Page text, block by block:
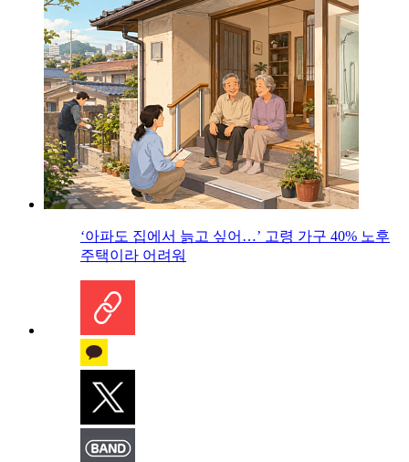
‘아파도 집에서 늙고 싶어…’ 고령 가구 40% 노후
주택이라 어려워